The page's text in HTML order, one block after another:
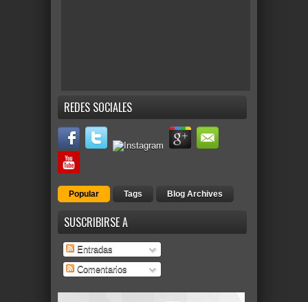
REDES SOCIALES
Popular Tags Blog Archives
SUSCRIBIRSE A
Entradas
Comentarios